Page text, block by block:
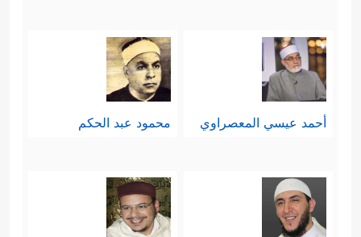
أحمد عيسي المعصراوي محمود عبد الحكم